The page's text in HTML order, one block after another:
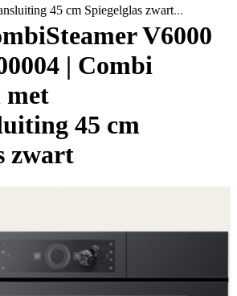
45 cm Spiegelglas zwart
V6000
| Combi
met
45 cm
zwart